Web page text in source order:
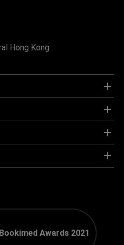
Hong Kong
Awards 2021